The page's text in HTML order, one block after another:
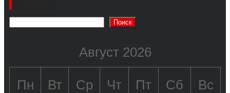
Поиск
Август 2026
Пн Вт Ср Чт Пт Сб Вс